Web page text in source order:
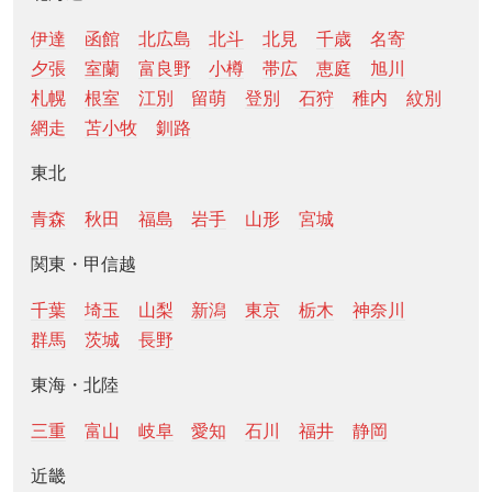
伊達 函館 北広島 北斗 北見 千歳
名寄
夕張
室蘭 富良野 小樽 帯広 恵庭
旭川
札幌
根室 江別 留萌 登別 石狩 稚内
紋別
網走
苫小牧 釧路
東北
青森 秋田 福島 岩手 山形 宮城
関東・甲信越
千葉 埼玉 山梨 新潟 東京 栃木
神奈川
群馬
茨城 長野
東海・北陸
三重 富山 岐阜 愛知 石川 福井 静岡
近畿